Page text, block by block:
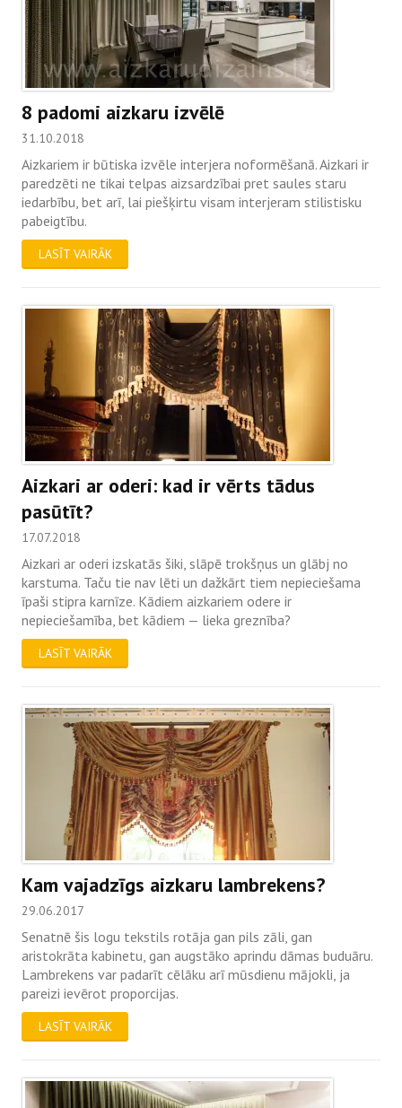
8 padomi aizkaru izvēlē
31.10.2018
Aizkariem ir būtiska izvēle interjera noformēšanā. Aizkari ir
paredzēti ne tikai telpas aizsardzībai pret saules staru
iedarbību, bet arī, lai piešķirtu visam interjeram stilistisku
pabeigtību.
LASĪT VAIRĀK
Aizkari ar oderi: kad ir vērts tādus
pasūtīt?
17.07.2018
Aizkari ar oderi izskatās šiki, slāpē trokšņus un glābj no
karstuma. Taču tie nav lēti un dažkārt tiem nepieciešama
īpaši stipra karnīze. Kādiem aizkariem odere ir
nepieciešamība, bet kādiem — lieka greznība?
LASĪT VAIRĀK
Kam vajadzīgs aizkaru lambrekens?
29.06.2017
Senatnē šis logu tekstils rotāja gan pils zāli, gan
aristokrāta kabinetu, gan augstāko aprindu dāmas buduāru.
Lambrekens var padarīt cēlāku arī mūsdienu mājokli, ja
pareizi ievērot proporcijas.
LASĪT VAIRĀK